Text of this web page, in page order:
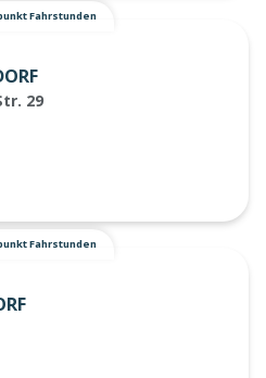
Fahrstunden
29
Fahrstunden